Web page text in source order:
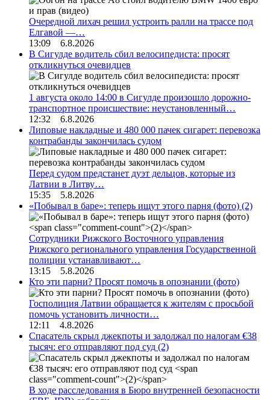
Очередной лихач решил устроить ралли на трассе под
Елгавой —…
13:09 6.8.2026
В Сигулде водитель сбил велосипедиста: просят
откликнуться очевидцев
1 августа около 14:00 в Сигулде произошло дорожно-
транспортное происшествие: неустановленный…
12:32 6.8.2026
Липовые накладные и 480 000 пачек сигарет: перевозка
контрабанды закончилась судом
Перед судом предстанет дуэт дельцов, которые из
Латвии в Литву…
15:35 5.8.2026
«Побывал в баре»: теперь ищут этого парня (фото) (2)
Сотрудники Рижского Восточного управления
Рижского регионального управления Государственной
полиции устанавливают…
13:15 5.8.2026
Кто эти парни? Просят помочь в опознании (фото)
Госполиция Латвии обращается к жителям с просьбой
помочь установить личности…
12:11 4.8.2026
Спасатель скрыл джекпоты и задолжал по налогам €38
тысяч: его отправляют под суд (2)
В ходе расследования в Бюро внутренней безопасности